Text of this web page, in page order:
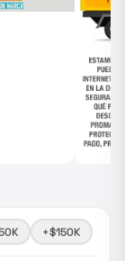
+$150K